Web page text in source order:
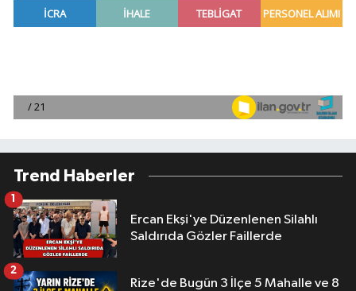
Trend Haberler
Ercan Ekşi'ye Düzenlenen Silahlı
Saldırıda Gözler Faillerde
1
Rize'de Bugün 3 İlçe 5 Mahalle ve 8
2